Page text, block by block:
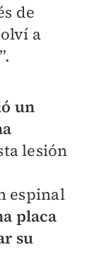
de
a
un
lesión
espinal
placa
su